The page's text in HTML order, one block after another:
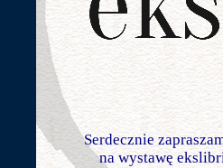
Serdecznie
na wystawę